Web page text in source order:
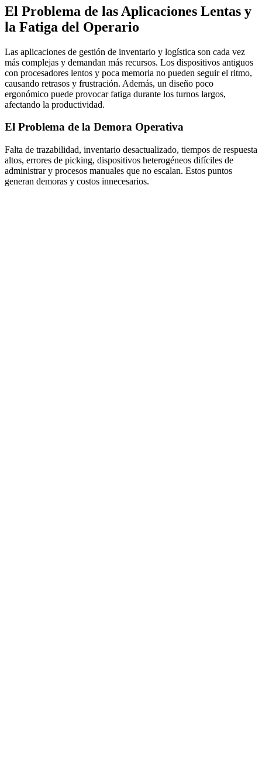
El Problema de las Aplicaciones Lentas y
la Fatiga del Operario
Las aplicaciones de gestión de inventario y logística son cada vez
más complejas y demandan más recursos. Los dispositivos antiguos
con procesadores lentos y poca memoria no pueden seguir el ritmo,
causando retrasos y frustración. Además, un diseño poco
ergonómico puede provocar fatiga durante los turnos largos,
afectando la productividad.
El Problema de la Demora Operativa
Falta de trazabilidad, inventario desactualizado, tiempos de respuesta
altos, errores de picking, dispositivos heterogéneos difíciles de
administrar y procesos manuales que no escalan. Estos puntos
generan demoras y costos innecesarios.